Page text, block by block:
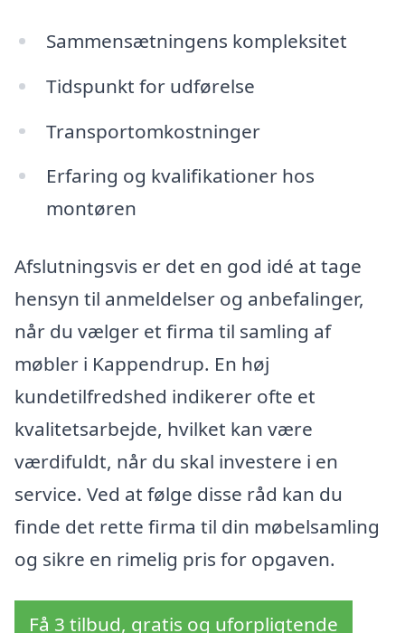
Sammensætningens kompleksitet
Tidspunkt for udførelse
Transportomkostninger
Erfaring og kvalifikationer hos
montøren
Afslutningsvis er det en god idé at tage
hensyn til anmeldelser og anbefalinger,
når du vælger et firma til samling af
møbler i Kappendrup. En høj
kundetilfredshed indikerer ofte et
kvalitetsarbejde, hvilket kan være
værdifuldt, når du skal investere i en
service. Ved at følge disse råd kan du
finde det rette firma til din møbelsamling
og sikre en rimelig pris for opgaven.
Få 3 tilbud, gratis og uforpligtende